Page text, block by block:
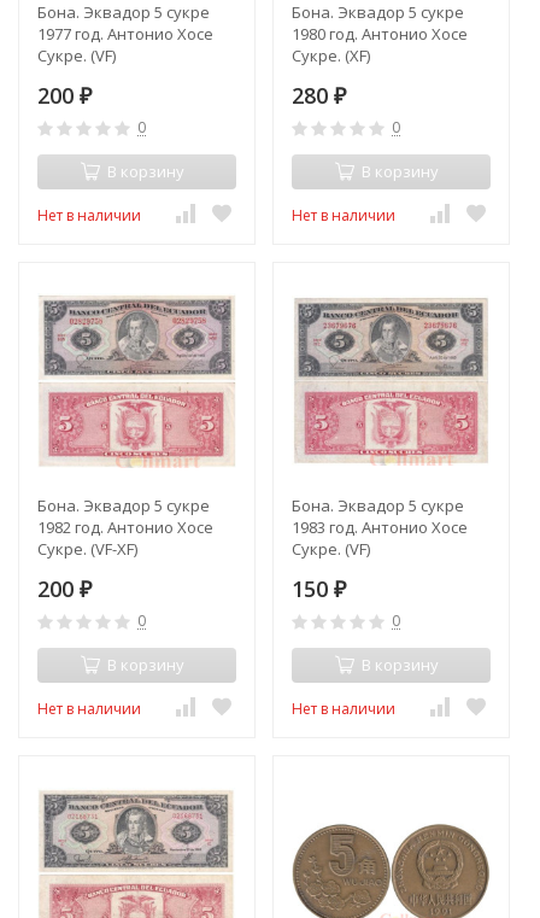
Бона. Эквадор 5 сукре
1977 год. Антонио Хосе
Сукре. (VF)
200 ₽
0
В корзину
Нет в наличии
Бона. Эквадор 5 сукре
1980 год. Антонио Хосе
Сукре. (XF)
280 ₽
0
В корзину
Нет в наличии
Бона. Эквадор 5 сукре
1982 год. Антонио Хосе
Сукре. (VF-XF)
200 ₽
0
В корзину
Нет в наличии
Бона. Эквадор 5 сукре
1983 год. Антонио Хосе
Сукре. (VF)
150 ₽
0
В корзину
Нет в наличии